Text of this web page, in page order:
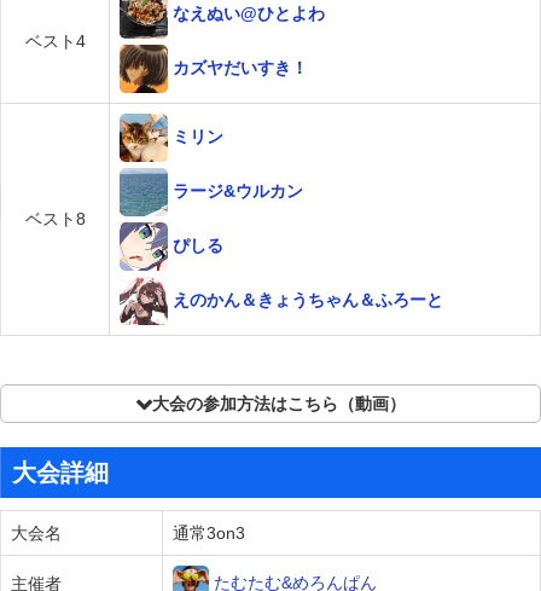
ベスト4
なえぬい@ひとよわ
カズヤだいすき！
ベスト8
ミリン
ラージ&ウルカン
ぴしる
えのかん＆きょうちゃん＆ふろーと
大会の参加方法はこちら（動画）
大会詳細
大会名 通常3on3
主催者 たむたむ&めろんぱん